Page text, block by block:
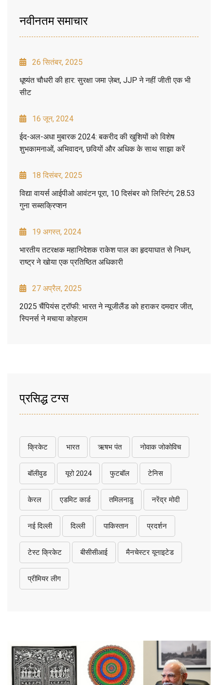
नवीनतम समाचार
26 सितंबर, 2025
धूष्यंत चौधरी की हार: सुरक्षा जमा ज़ेब्त, JJP ने नहीं जीती एक भी
सीट
16 जून, 2024
ईद-अल-अधा मुबारक 2024: बकरीद की खुशियों को विशेष
शुभकामनाओं, अभिवादन, छवियों और अधिक के साथ साझा करें
18 दिसंबर, 2025
विद्या वायर्स आईपीओ आवंटन पूरा, 10 दिसंबर को लिस्टिंग; 28.53
गुना सब्सक्रिप्शन
19 अगस्त, 2024
भारतीय तटरक्षक महानिदेशक राकेश पाल का हृदयाघात से निधन,
राष्ट्र ने खोया एक प्रतिष्ठित अधिकारी
27 अप्रैल, 2025
2025 चैंपियंस ट्रॉफी: भारत ने न्यूजीलैंड को हराकर दमदार जीत,
स्पिनर्स ने मचाया कोहराम
प्रसिद्ध टग्स
क्रिकेट भारत ऋषभ पंत नोवाक जोकोविच
बॉलीवुड यूरो 2024 फुटबॉल टेनिस
केरल एडमिट कार्ड तमिलनाडु नरेंद्र मोदी
नई दिल्ली दिल्ली पाकिस्तान प्रदर्शन
टेस्ट क्रिकेट बीसीसीआई मैनचेस्टर यूनाइटेड
प्रीमियर लीग